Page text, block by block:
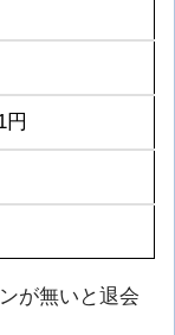
円
が無いと退会